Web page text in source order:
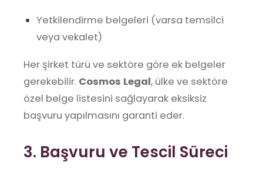
Yetkilendirme belgeleri (varsa temsilci
veya vekalet)
Her şirket türü ve sektöre göre ek belgeler
gerekebilir. Cosmos Legal, ülke ve sektöre
özel belge listesini sağlayarak eksiksiz
başvuru yapılmasını garanti eder.
3. Başvuru ve Tescil Süreci